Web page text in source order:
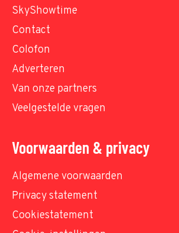
SkyShowtime
Contact
Colofon
Adverteren
Van onze partners
Veelgestelde vragen
Voorwaarden & privacy
Algemene voorwaarden
Privacy statement
Cookiestatement